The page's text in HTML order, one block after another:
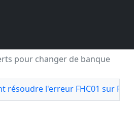
pour changer de banque
résoudre l'erreur FHC01 sur